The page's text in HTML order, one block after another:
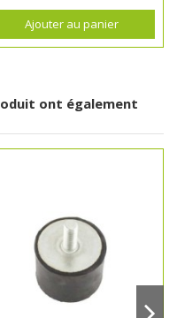
Ajouter au panier
ont également